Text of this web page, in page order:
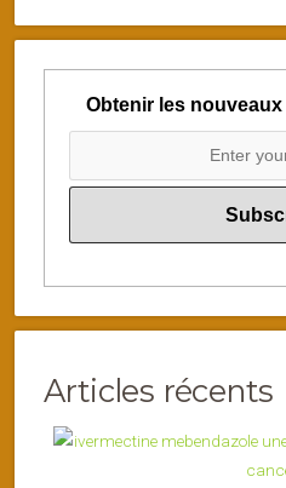
Obtenir les
Articles récents